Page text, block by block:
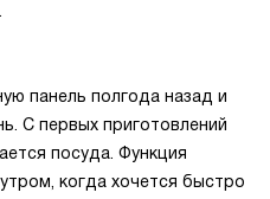
панель полгода назад и
С первых приготовлений
посуда. Функция
когда хочется быстро